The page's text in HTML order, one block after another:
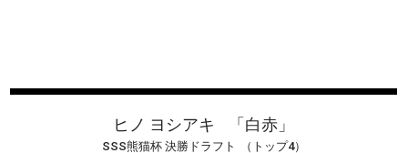
ヒノ ヨシアキ 「白赤」
SSS熊猫杯 決勝ドラフト （トップ4）